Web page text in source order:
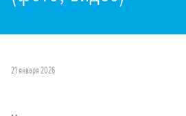
21 января 2026